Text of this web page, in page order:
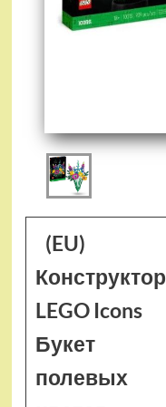
(EU)
Конструктор
LEGO Icons
Букет
полевых